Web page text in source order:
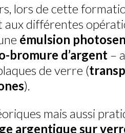
lors de cette
aux différentes
émulsion
bromure d’argent –
de verre (
).
mais aussi
argentique sur